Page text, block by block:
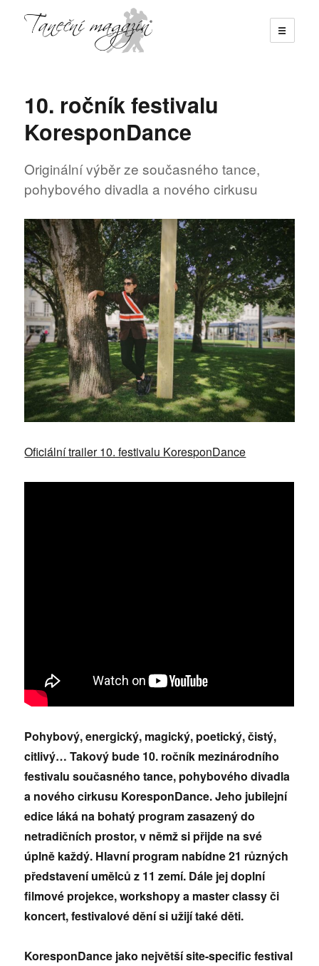
☰
10. ročník festivalu
KoresponDance
Originální výběr ze současného tance,
pohybového divadla a nového cirkusu
Oficiální trailer 10. festivalu KoresponDance
Pohybový, energický, magický, poetický, čistý,
citlivý… Takový bude 10. ročník mezinárodního
festivalu současného tance, pohybového divadla
a nového cirkusu KoresponDance. Jeho jubilejní
edice láká na bohatý program zasazený do
netradičních prostor, v němž si přijde na své
úplně každý. Hlavní program nabídne 21 různých
představení umělců z 11 zemí. Dále jej doplní
filmové projekce, workshopy a master classy či
koncert, festivalové dění si užijí také děti.
KoresponDance jako největší site-specific festival